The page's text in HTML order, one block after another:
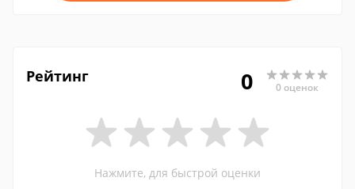
Рейтинг 0 0 оценок
Нажмите, для быстрой оценки